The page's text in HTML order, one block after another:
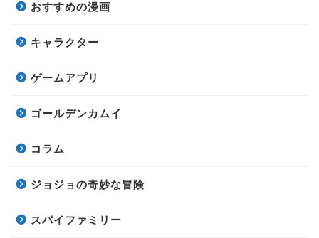
おすすめの漫画
キャラクター
ゲームアプリ
ゴールデンカムイ
コラム
ジョジョの奇妙な冒険
スパイファミリー